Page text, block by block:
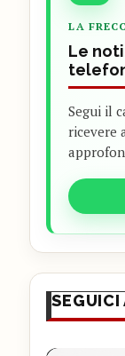
LA
Le
Segui il
ricevere
SEGUICI